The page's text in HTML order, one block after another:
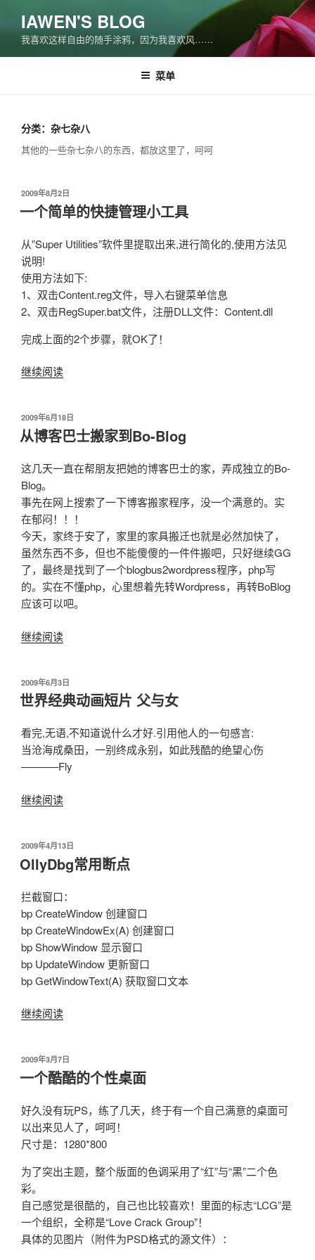
容
IAWEN'S BLOG
我喜欢这样自由的随手涂鸦，因为我喜欢风……
菜单
分类：杂七杂八
其他的一些杂七杂八的东西，都放这里了，呵呵
发
2009年8月2日
一个简单的快捷管理小工具
从”Super Utilities”软件里提取出来,进行简化的,使用方法见
说明!
使用方法如下:
1、双击Content.reg文件，导入右键菜单信息
2、双击RegSuper.bat文件，注册DLL文件：Content.dll
完成上面的2个步骤，就OK了！
继续阅读
单
的
捷
理
小
工
具”
发
布
于
2009年6月18日
从博客巴士搬家到Bo-Blog
这几天一直在帮朋友把她的博客巴士的家，弄成独立的Bo-
Blog。
事先在网上搜索了一下博客搬家程序，没一个满意的。实
在郁闷！！！
今天，家终于安了，家里的家具搬迁也就是必然加快了，
虽然东西不多，但也不能傻傻的一件件搬吧，只好继续GG
了，最终是找到了一个blogbus2wordpress程序，php写
的。实在不懂php，心里想着先转Wordpress，再转BoBlog
应该可以吧。
继续阅读
巴
士
家
到
Bo-
发
布
于
2009年6月3日
世界经典动画短片 父与女
看完,无语,不知道说什么才好.引用他人的一句感言:
当沧海成桑田，一别终成永别，如此残酷的绝望心伤
———–Fly
继续阅读
典
动
短
片
父
与
女”
发
布
于
2009年4月13日
OllyDbg常用断点
拦截窗口：
bp CreateWindow 创建窗口
bp CreateWindowEx(A) 创建窗口
bp ShowWindow 显示窗口
bp UpdateWindow 更新窗口
bp GetWindowText(A) 获取窗口文本
继续阅读
断
点”
发
2009年3月7日
一个酷酷的个性桌面
好久没有玩PS，练了几天，终于有一个自己满意的桌面可
以出来见人了，呵呵！
尺寸是：1280*800
为了突出主题，整个版面的色调采用了“红”与“黑”二个色
彩。
自己感觉是很酷的，自己也比较喜欢！里面的标志“LCG”是
一个组织，全称是“Love Crack Group”！
具体的见图片（附件为PSD格式的源文件）：